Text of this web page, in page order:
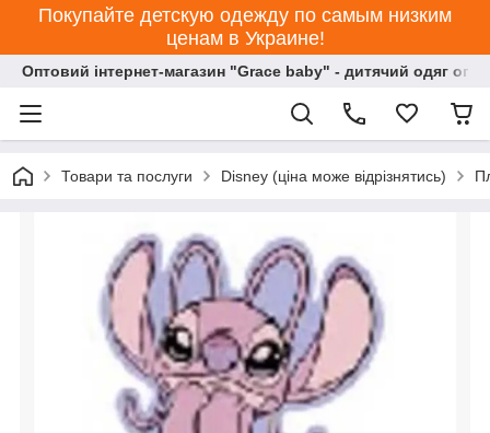
Покупайте детскую одежду по самым низким
ценам в Украине!
Оптовий інтернет-магазин "Grace baby" - дитячий одяг
Товари та послуги Disney (ціна може відрізнятись)